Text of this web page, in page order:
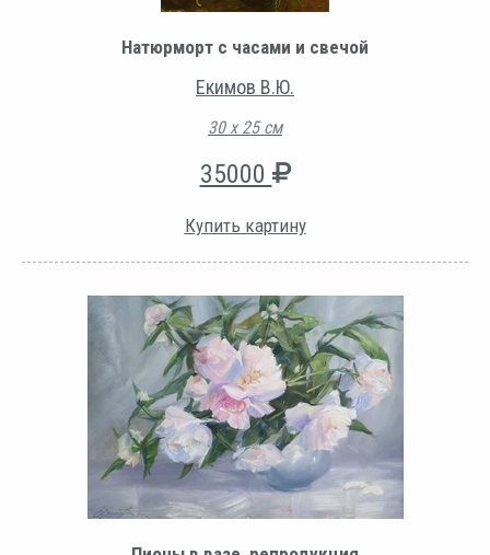
Натюрморт с часами и свечой
Екимов В.Ю.
30 х 25 см
35000
Купить картину